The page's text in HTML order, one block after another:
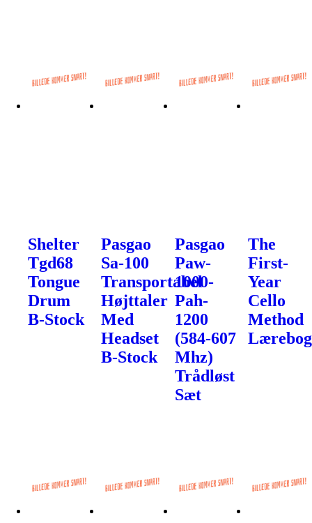
Shelter
Tgd68
Tongue
Drum
B-Stock
Pasgao
Sa-100
Transportabel
Højttaler
Med
Headset
B-Stock
Pasgao
Paw-
1000-
Pah-
1200
(584-607
Mhz)
Trådløst
Sæt
The
First-
Year
Cello
Method
Lærebog